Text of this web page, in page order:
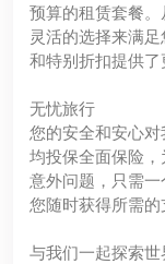
预算的租赁套餐
灵活的选择来满
和特别折扣提供了
无忧旅行
您的安全和安心
均投保全面保险
意外问题，只需
您随时获得所需的
与我们一起探索世